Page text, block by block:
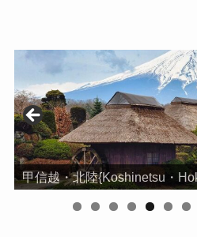
信州{shinsyu]